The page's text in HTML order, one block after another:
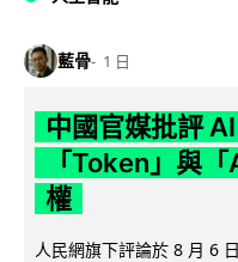
藍骨 1 日
中國官媒批評
「Token」與
權
人民網旗下評論於 8 月 6